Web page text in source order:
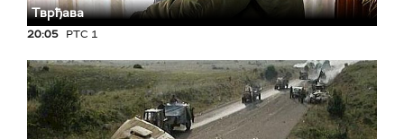
Тврђава
20:05 РТС 1